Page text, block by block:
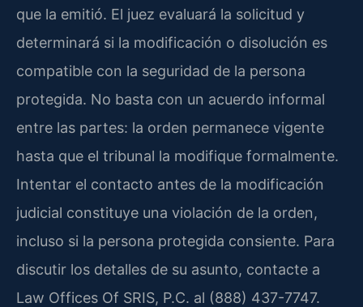
que la emitió. El juez evaluará la solicitud y
determinará si la modificación o disolución es
compatible con la seguridad de la persona
protegida. No basta con un acuerdo informal
entre las partes: la orden permanece vigente
hasta que el tribunal la modifique formalmente.
Intentar el contacto antes de la modificación
judicial constituye una violación de la orden,
incluso si la persona protegida consiente. Para
discutir los detalles de su asunto, contacte a
Law Offices Of SRIS, P.C. al (888) 437-7747.